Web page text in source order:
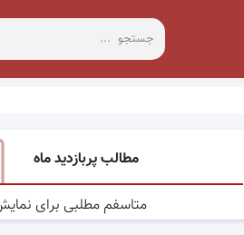
مطالب پربازدید ماه
متاسفم مطلبی برای